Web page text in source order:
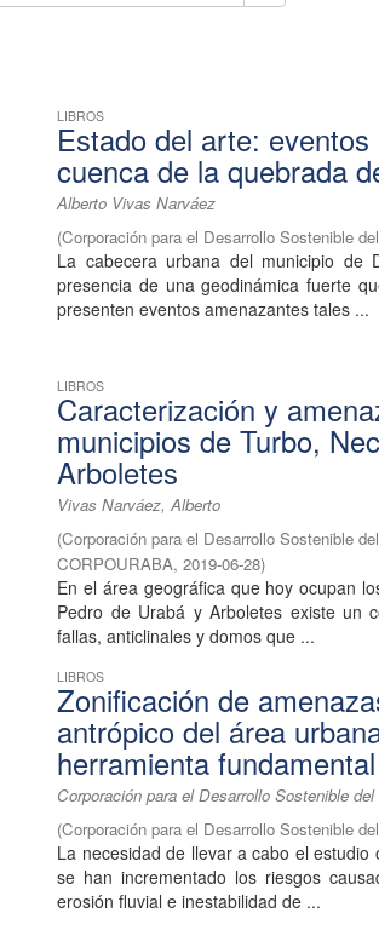
LIBROS
Estado del arte:
cuenca de la quebrada
Alberto Vivas Narváez
(Corporación para el Desarrollo Sostenible
La cabecera urbana del municipio
presencia de una geodinámica fuerte
presenten eventos amenazantes tales ...
LIBROS
Caracterización y
municipios de Turbo,
Arboletes
Vivas Narváez, Alberto
(Corporación para el Desarrollo Sostenible
CORPOURABA,2019-06-28)
En el área geográfica que hoy ocupan
Pedro de Urabá y Arboletes existe un
fallas, anticlinales y domos que ...
LIBROS
Zonificación de
antrópico del área
herramienta
Corporación para el Desarrollo Sostenible
(Corporación para el Desarrollo Sostenible
La necesidad de llevar a cabo el
se han incrementado los riesgos
erosión fluvial e inestabilidad de ...